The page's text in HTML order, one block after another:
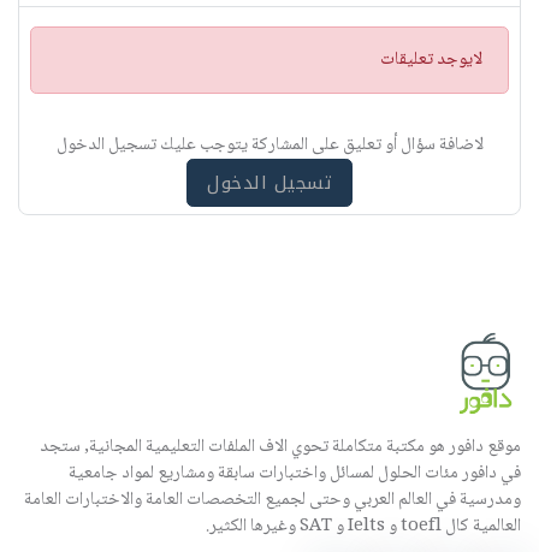
ت
ن
ي
لايوجد تعليقات
لاضافة سؤال أو تعليق على المشاركة يتوجب عليك تسجيل الدخول
تسجيل الدخول
موقع دافور هو مكتبة متكاملة تحوي الاف الملفات التعليمية المجانية, ستجد
في دافور مئات الحلول لمسائل واختبارات سابقة ومشاريع لمواد جامعية
ومدرسية في العالم العربي وحتى لجميع التخصصات العامة والاختبارات العامة
العالمية كال toefl و Ielts و SAT وغيرها الكثير.